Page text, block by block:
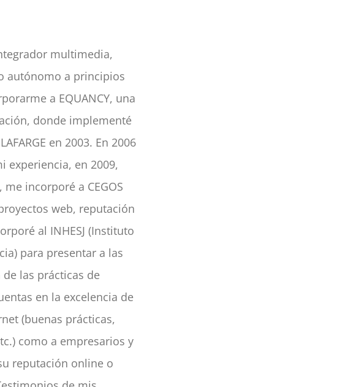
multimedia,
autónomo a principios
a EQUANCY, una
donde implementé
en 2003. En 2006
experiencia, en 2009,
incorporé a CEGOS
web, reputación
al INHESJ (Instituto
para presentar a las
las prácticas de
en la excelencia de
(buenas prácticas,
como a empresarios y
reputación online o